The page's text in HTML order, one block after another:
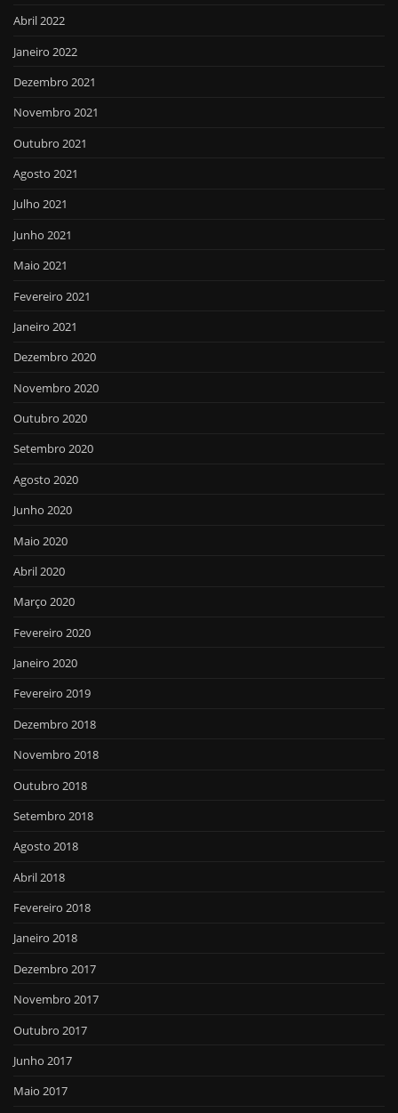
Abril 2022
Janeiro 2022
Dezembro 2021
Novembro 2021
Outubro 2021
Agosto 2021
Julho 2021
Junho 2021
Maio 2021
Fevereiro 2021
Janeiro 2021
Dezembro 2020
Novembro 2020
Outubro 2020
Setembro 2020
Agosto 2020
Junho 2020
Maio 2020
Abril 2020
Março 2020
Fevereiro 2020
Janeiro 2020
Fevereiro 2019
Dezembro 2018
Novembro 2018
Outubro 2018
Setembro 2018
Agosto 2018
Abril 2018
Fevereiro 2018
Janeiro 2018
Dezembro 2017
Novembro 2017
Outubro 2017
Junho 2017
Maio 2017